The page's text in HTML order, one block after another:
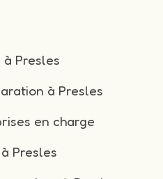
à Presles
à Presles
en charge
Presles